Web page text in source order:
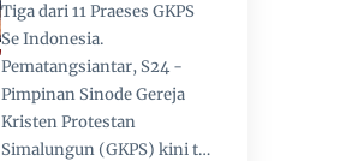
Tiga dari 11 Praeses GKPS
Se Indonesia.
Pematangsiantar, S24 -
Pimpinan Sinode Gereja
Kristen Protestan
Simalungun (GKPS) kini t…